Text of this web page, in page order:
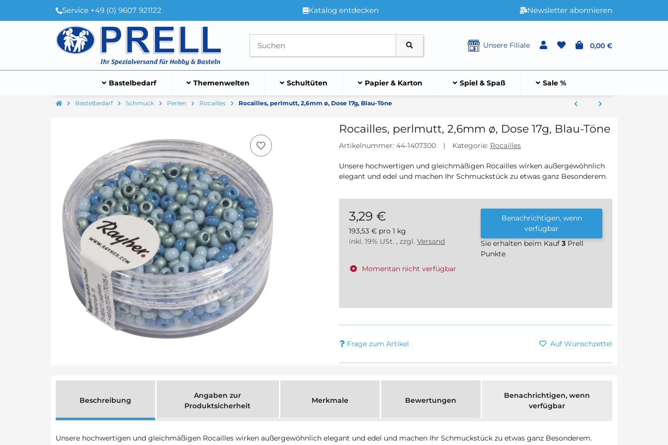
Service +49 (0) 9607 921122 Katalog entdecken Newsletter abonnieren
Unsere Filiale 0,00 €
Bastelbedarf Themenwelten Schultüten Papier & Karton Spiel & Spaß Sale %
Bastelbedarf Schmuck Perlen Rocailles Rocailles, perlmutt, 2,6mm ø, Dose 17g, Blau-Töne
Rocailles, perlmutt, 2,6mm ø, Dose 17g, Blau-Töne
Artikelnummer: 44-1407300 Kategorie: Rocailles
Unsere hochwertigen und gleichmäßigen Rocailles wirken außergewöhnlich
elegant und edel und machen Ihr Schmuckstück zu etwas ganz Besonderem.
3,29 €
193,53 € pro 1 kg
inkl. 19% USt. , zzgl. Versand
Momentan nicht verfügbar
Benachrichtigen, wenn
verfügbar
Sie erhalten beim Kauf 3 Prell
Punkte
Frage zum Artikel Auf Wunschzettel
Beschreibung
Angaben zur
Produktsicherheit
Merkmale Bewertungen
Benachrichtigen, wenn
verfügbar
Unsere hochwertigen und gleichmäßigen Rocailles wirken außergewöhnlich elegant und edel und machen Ihr Schmuckstück zu etwas ganz Besonderem.